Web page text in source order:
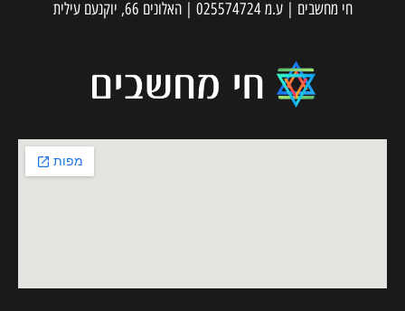
חי מחשבים | ע.מ 025574724 | האלונים 66, יוקנעם עילית